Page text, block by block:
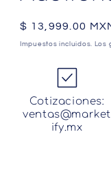
Precio
habitual
$ 13,999.00
Impuestos incluidos. Los
Cotizaciones:
ventas@market
ify.mx